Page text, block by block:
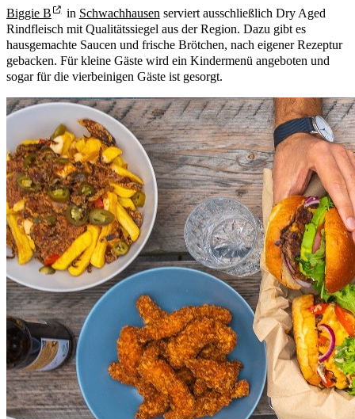
Biggie B in Schwachhausen serviert ausschließlich Dry Aged
Rindfleisch mit Qualitätssiegel aus der Region. Dazu gibt es
hausgemachte Saucen und frische Brötchen, nach eigener Rezeptur
gebacken. Für kleine Gäste wird ein Kindermenü angeboten und
sogar für die vierbeinigen Gäste ist gesorgt.